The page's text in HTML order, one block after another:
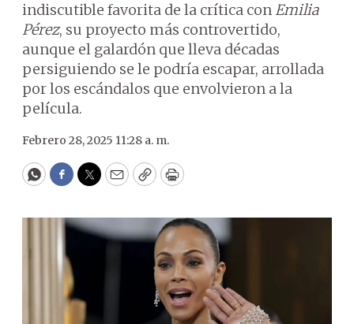
indiscutible favorita de la crítica conEmilia
Pérez, su proyecto más controvertido,
aunque el galardón que lleva décadas
persiguiendo se le podría escapar, arrollada
por los escándalos que envolvieron a la
película.
Febrero 28, 2025 11:28 a. m.
WhatsApp
Facebook
Twitter
EmailCopyPrint